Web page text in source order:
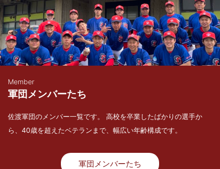
Member
軍団メンバーたち
佐渡軍団のメンバー一覧です。 高校を卒業したばかりの選手か
ら、40歳を超えたベテランまで、幅広い年齢構成です。
軍団メンバーたち